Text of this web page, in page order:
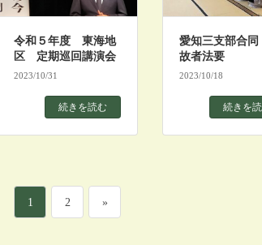
令和５年度 東海地
区 定期巡回講演会
2023/10/31
続きを読む
愛知三支部合
故者法要
2023/10/18
続きを
ペ1 ペ
2 »